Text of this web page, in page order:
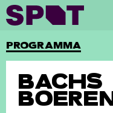
PROGRAMMA
BACHS